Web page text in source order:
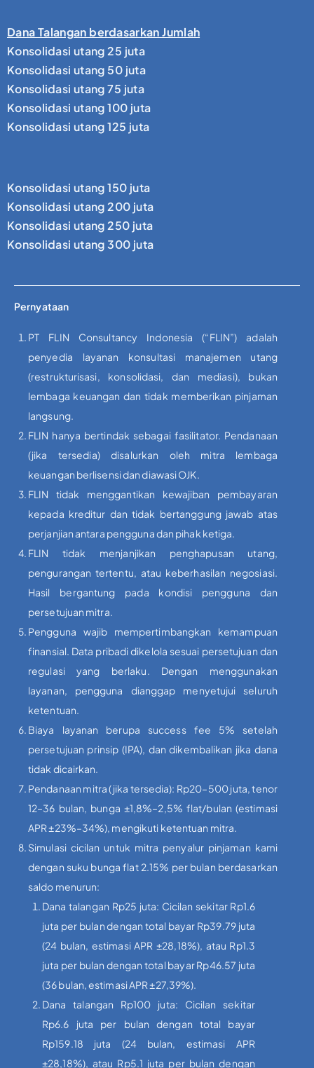
Dana Talangan berdasarkan Jumlah
Konsolidasi utang 25 juta
Konsolidasi utang 50 juta
Konsolidasi utang 75 juta
Konsolidasi utang 100 juta
Konsolidasi utang 125 juta
Konsolidasi utang 150 juta
Konsolidasi utang 200 juta
Konsolidasi utang 250 juta
Konsolidasi utang 300 juta
Pernyataan
PT FLIN Consultancy Indonesia (“FLIN”) adalah
penyedia layanan konsultasi manajemen utang
(restrukturisasi, konsolidasi, dan mediasi), bukan
lembaga keuangan dan tidak memberikan pinjaman
langsung.
FLIN hanya bertindak sebagai fasilitator. Pendanaan
(jika tersedia) disalurkan oleh mitra lembaga
keuangan berlisensi dan diawasi OJK.
FLIN tidak menggantikan kewajiban pembayaran
kepada kreditur dan tidak bertanggung jawab atas
perjanjian antara pengguna dan pihak ketiga.
FLIN tidak menjanjikan penghapusan utang,
pengurangan tertentu, atau keberhasilan negosiasi.
Hasil bergantung pada kondisi pengguna dan
persetujuan mitra.
Pengguna wajib mempertimbangkan kemampuan
finansial. Data pribadi dikelola sesuai persetujuan dan
regulasi yang berlaku. Dengan menggunakan
layanan, pengguna dianggap menyetujui seluruh
ketentuan.
Biaya layanan berupa success fee 5% setelah
persetujuan prinsip (IPA), dan dikembalikan jika dana
tidak dicairkan.
Pendanaan mitra (jika tersedia): Rp20–500 juta, tenor
12–36 bulan, bunga ±1,8%–2,5% flat/bulan (estimasi
APR ±23%–34%), mengikuti ketentuan mitra.
Simulasi cicilan untuk mitra penyalur pinjaman kami
dengan suku bunga flat 2.15% per bulan berdasarkan
saldo menurun:
Dana talangan Rp25 juta: Cicilan sekitar Rp1.6
juta per bulan dengan total bayar Rp39.79 juta
(24 bulan, estimasi APR ±28,18%), atau Rp1.3
juta per bulan dengan total bayar Rp46.57 juta
(36 bulan, estimasi APR ±27,39%).
Dana talangan Rp100 juta: Cicilan sekitar
Rp6.6 juta per bulan dengan total bayar
Rp159.18 juta (24 bulan, estimasi APR
±28,18%), atau Rp5.1 juta per bulan dengan